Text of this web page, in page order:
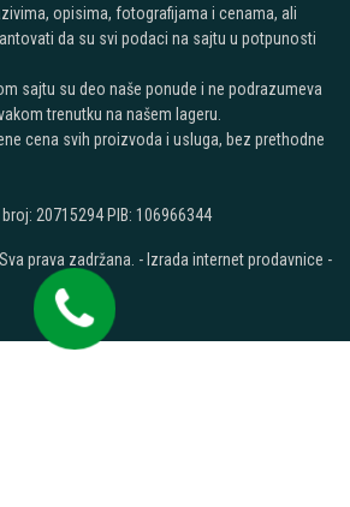
opisima, fotografijama i cenama, ali
da su svi podaci na sajtu u potpunosti
sajtu su deo naše ponude i ne podrazumeva
trenutku na našem lageru.
cena svih proizvoda i usluga, bez prethodne
20715294 PIB: 106966344
prava zadržana. - Izrada internet prodavnice -
Selltico.